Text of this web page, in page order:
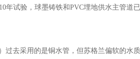
年试验，球墨铸铁和PVC埋地供水主管道
过去采用的是铜水管，但苏格兰偏软的水